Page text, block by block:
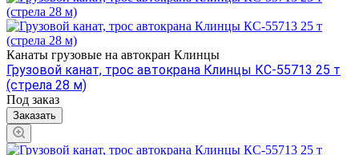
Канаты грузовые на автокран Клинцы
Грузовой канат, трос автокрана Клинцы КС-55713 25 т
(стрела 28 м)
Под заказ
Заказать